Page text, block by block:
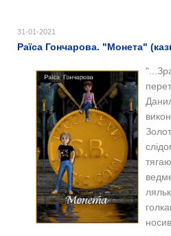
31-01-2021
Раїса Гончарова. "Монета"
"...З